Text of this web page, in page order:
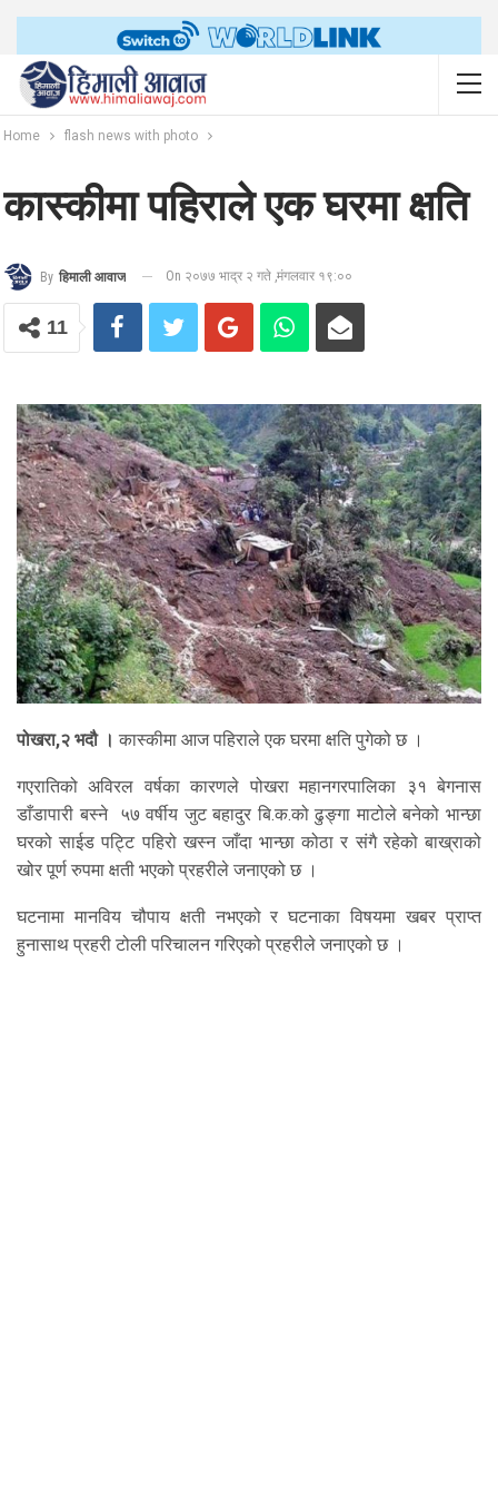
Home flash news with photo
कास्कीमा पहिराले एक घरमा क्षति
By हिमाली आवाज On २०७७ भाद्र २ गते ,मंगलवार १९:००
11
पोखरा,२ भदौ । कास्कीमा आज पहिराले एक घरमा क्षति पुगेको छ ।
गएरातिको अविरल वर्षका कारणले पोखरा ‍महानगरपालिका ३१ बेगनास
डाँडापारी बस्ने ५७ वर्षीय जुट बहादुर बि.क.को ढुङ्गा माटोले बनेको भान्छा
घरको साईड पट्टि पहिरो खस्न जाँदा भान्छा कोठा र संगै रहेको बाख्राको
खोर पूर्ण रुपमा क्षती भएको प्रहरीले जनाएको छ ।
घटनामा मानविय चौपाय क्षती नभएको र घटनाका विषयमा खबर प्राप्त
हुनासाथ प्रहरी टोली परिचालन गरिएको प्रहरीले जनाएको छ ।